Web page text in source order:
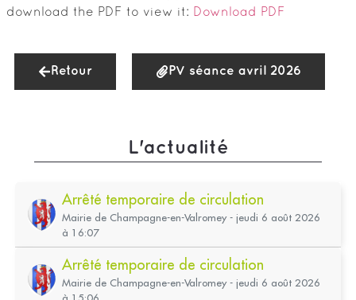
download the PDF to view it: Download PDF
Retour PV séance avril 2026
L'actualité